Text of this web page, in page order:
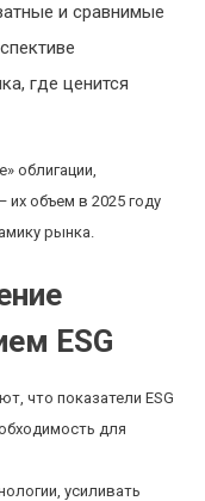
и сравнимые
где ценится
облигации,
объем в 2025 году
рынка.
ESG
что показатели ESG
для
усиливать